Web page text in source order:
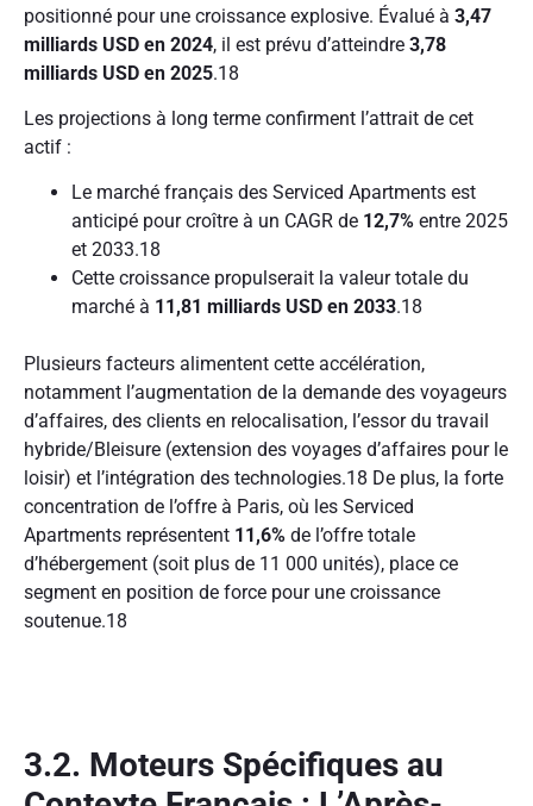
positionné pour une croissance explosive. Évalué à 3,47
milliards USD en 2024, il est prévu d’atteindre 3,78
milliards USD en 2025.18
Les projections à long terme confirment l’attrait de cet
actif :
Le marché français des Serviced Apartments est
anticipé pour croître à un CAGR de 12,7% entre 2025
et 2033.18
Cette croissance propulserait la valeur totale du
marché à 11,81 milliards USD en 2033.18
Plusieurs facteurs alimentent cette accélération,
notamment l’augmentation de la demande des voyageurs
d’affaires, des clients en relocalisation, l’essor du travail
hybride/Bleisure (extension des voyages d’affaires pour le
loisir) et l’intégration des technologies.18 De plus, la forte
concentration de l’offre à Paris, où les Serviced
Apartments représentent 11,6% de l’offre totale
d’hébergement (soit plus de 11 000 unités), place ce
segment en position de force pour une croissance
soutenue.18
3.2. Moteurs Spécifiques au